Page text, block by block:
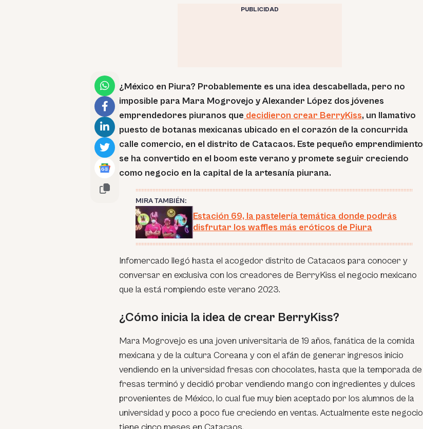
PUBLICIDAD
¿México en Piura? Probablemente es una idea descabellada, pero no
imposible para Mara Mogrovejo y Alexander López dos jóvenes
emprendedores piuranos que decidieron crear BerryKiss, un llamativo
puesto de botanas mexicanas ubicado en el corazón de la concurrida
calle comercio, en el distrito de Catacaos. Este pequeño emprendimiento
se ha convertido en el boom este verano y promete seguir creciendo
como negocio en la capital de la artesanía piurana.
MIRA TAMBIÉN:
Estación 69, la pastelería temática donde podrás
disfrutar los waffles más eróticos de Piura
Infomercado llegó hasta el acogedor distrito de Catacaos para conocer y
conversar en exclusiva con los creadores de BerryKiss el negocio mexicano
que la está rompiendo este verano 2023.
¿Cómo inicia la idea de crear BerryKiss?
Mara Mogrovejo es una joven universitaria de 19 años, fanática de la comida
mexicana y de la cultura Coreana y con el afán de generar ingresos inicio
vendiendo en la universidad fresas con chocolates, hasta que la temporada de
fresas terminó y decidió probar vendiendo mango con ingredientes y dulces
provenientes de México, lo cual fue muy bien aceptado por los alumnos de la
universidad y poco a poco fue creciendo en ventas. Actualmente este negocio